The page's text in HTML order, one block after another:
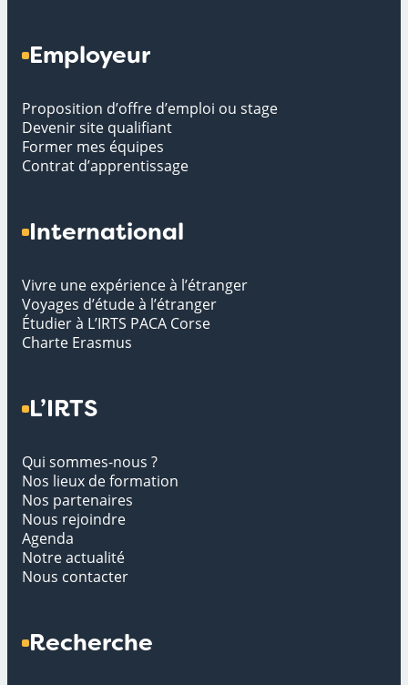
Employeur
Proposition d’offre d’emploi ou stage
Devenir site qualifiant
Former mes équipes
Contrat d’apprentissage
International
Vivre une expérience à l’étranger
Voyages d’étude à l’étranger
Étudier à L’IRTS PACA Corse
Charte Erasmus
L’IRTS
Qui sommes-nous ?
Nos lieux de formation
Nos partenaires
Nous rejoindre
Agenda
Notre actualité
Nous contacter
Recherche